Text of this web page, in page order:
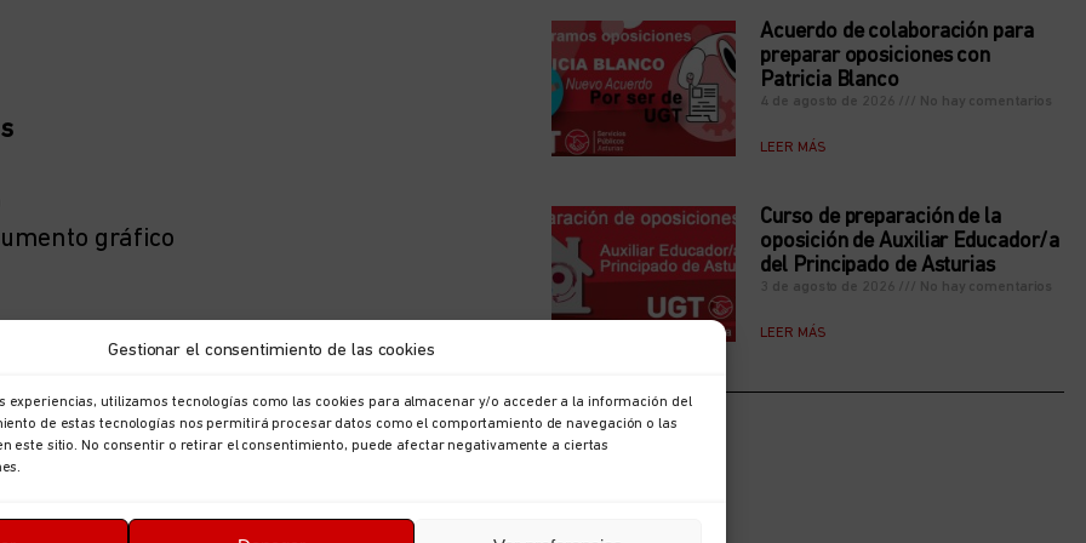
Gestionar el consentimiento de las cookies
experiencias, utilizamos tecnologías como las cookies para almacenar y/o acceder a la información del
de estas tecnologías nos permitirá procesar datos como el comportamiento de navegación o las
este sitio. No consentir o retirar el consentimiento, puede afectar negativamente a ciertas
gráfico
aspirantes que reúnan los requisitos,
a interinidad de las siguientes
Acuerdo de colaboración para
preparar oposiciones con
Patricia Blanco
4 de agosto de 2026 No hay comentarios
LEER MÁS
Curso de preparación de la
oposición de Auxiliar Educador/a
del Principado de Asturias
3 de agosto de 2026 No hay comentarios
LEER MÁS